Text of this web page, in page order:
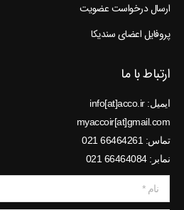
ارسال درخواست عضویت
پروفایل اعضای سندیکا
ارتباط با ما
ایمیل: info[at]acco.ir
myaccoir[at]gmail.com
تماس: 66464261 021
نمابر: 66464084 021
نام *